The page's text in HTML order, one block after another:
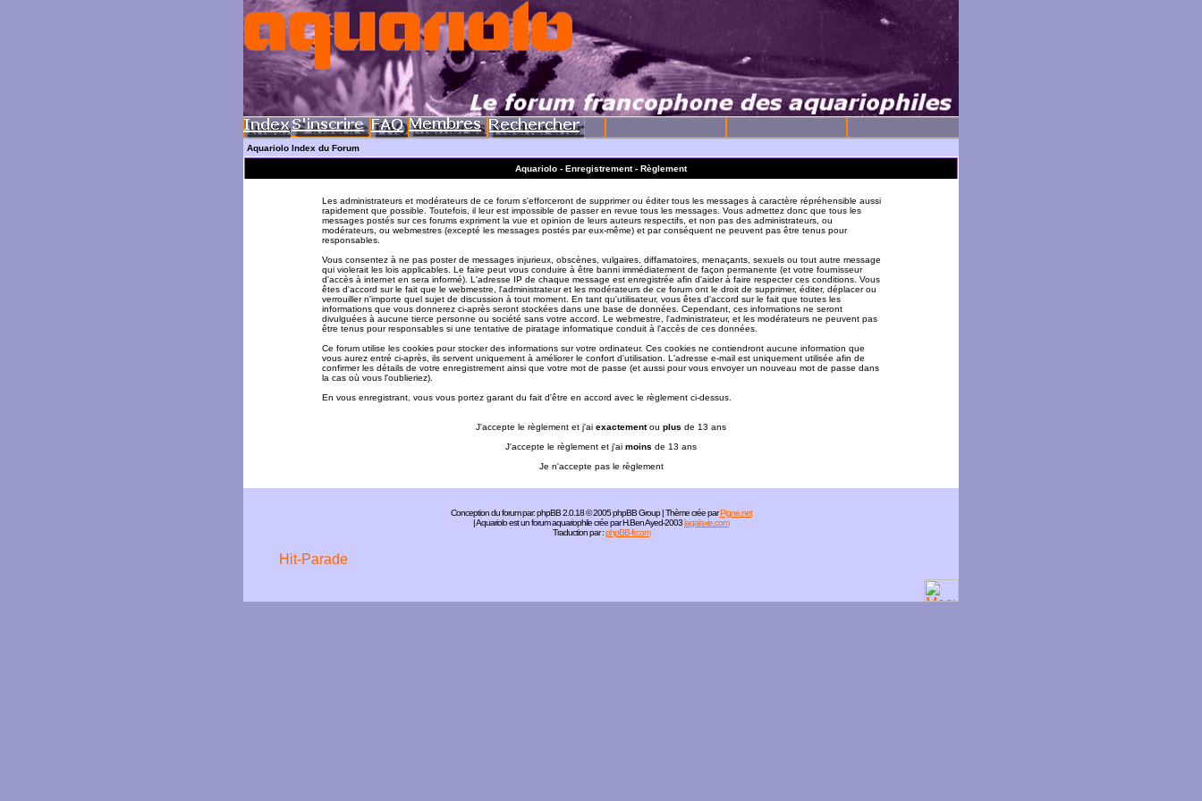
Aquariolo Index du Forum
Aquariolo - Enregistrement - Règlement
Les administrateurs et modérateurs de ce forum s'efforceront de supprimer ou éditer tous les messages à caractère répréhensible aussi
rapidement que possible. Toutefois, il leur est impossible de passer en revue tous les messages. Vous admettez donc que tous les
messages postés sur ces forums expriment la vue et opinion de leurs auteurs respectifs, et non pas des administrateurs, ou
modérateurs, ou webmestres (excepté les messages postés par eux-même) et par conséquent ne peuvent pas être tenus pour
responsables.
Vous consentez à ne pas poster de messages injurieux, obscènes, vulgaires, diffamatoires, menaçants, sexuels ou tout autre message
qui violerait les lois applicables. Le faire peut vous conduire à être banni immédiatement de façon permanente (et votre fournisseur
d'accès à internet en sera informé). L'adresse IP de chaque message est enregistrée afin d'aider à faire respecter ces conditions. Vous
êtes d'accord sur le fait que le webmestre, l'administrateur et les modérateurs de ce forum ont le droit de supprimer, éditer, déplacer ou
verrouiller n'importe quel sujet de discussion à tout moment. En tant qu'utilisateur, vous êtes d'accord sur le fait que toutes les
informations que vous donnerez ci-après seront stockées dans une base de données. Cependant, ces informations ne seront
divulguées à aucune tierce personne ou société sans votre accord. Le webmestre, l'administrateur, et les modérateurs ne peuvent pas
être tenus pour responsables si une tentative de piratage informatique conduit à l'accès de ces données.
Ce forum utilise les cookies pour stocker des informations sur votre ordinateur. Ces cookies ne contiendront aucune information que
vous aurez entré ci-après, ils servent uniquement à améliorer le confort d'utilisation. L'adresse e-mail est uniquement utilisée afin de
confirmer les détails de votre enregistrement ainsi que votre mot de passe (et aussi pour vous envoyer un nouveau mot de passe dans
la cas où vous l'oublieriez).
En vous enregistrant, vous vous portez garant du fait d'être en accord avec le règlement ci-dessus.
J'accepte le règlement et j'ai exactementou plus de 13 ans
J'accepte le règlement et j'ai moins de 13 ans
Je n'accepte pas le règlement
Conception du forum par:phpBB2.0.18 © 2005 phpBB Group | Thème crée parPigne.net
| Aquariolo est un forum aquariophile crée par H.Ben Ayed-2003lagalaxie.com
Traduction par :phpBB-fr.com